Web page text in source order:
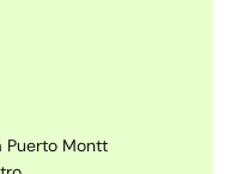
Puerto Montt